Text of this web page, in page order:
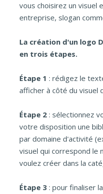
vous choisirez un visuel
entreprise, slogan
La création d'un logo
en trois étapes.
Étape 1 : rédigez le
afficher à côté du visuel
Étape 2 : sélectionnez
votre disposition une
par domaine d'activité
visuel qui correspond le
voulez créer dans la
Étape 3 : pour finaliser